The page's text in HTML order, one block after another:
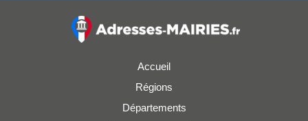
Accueil
Régions
Départements